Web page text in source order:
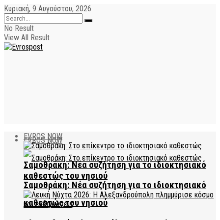
Κυριακή, 9 Αυγούστου, 2026
No Result
View All Result
EVROS NOW
Σαμοθράκη: Νέα συζήτηση για το ιδιοκτησιακό
καθεστώς του νησιού
EVROS NOW
Σαμοθράκη: Νέα συζήτηση για το ιδιοκτησιακό
καθεστώς του νησιού